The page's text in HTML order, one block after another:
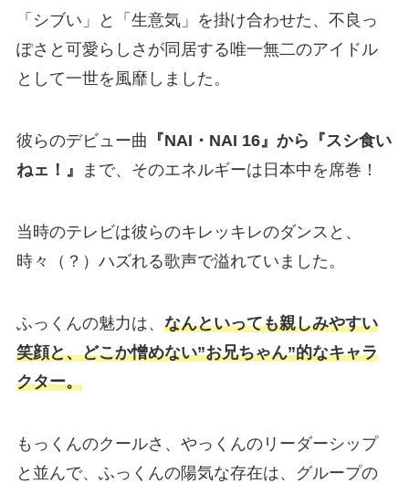
「シブい」と「生意気」を掛け合わせた、不良っ
ぽさと可愛らしさが同居する唯一無二のアイドル
として一世を風靡しました。
彼らのデビュー曲 『NAI・NAI 16』から『スシ食い
ねェ！』
まで、そのエネルギーは日本中を席巻！
当時のテレビは彼らのキレッキレのダンスと、
時々（？）ハズれる歌声で溢れていました。
ふっくんの魅力は、 なんといっても親しみやすい
笑顔と、どこか憎めない”お兄ちゃん”的なキャラ
クター。
もっくんのクールさ、やっくんのリーダーシップ
と並んで、ふっくんの陽気な存在は、グループの